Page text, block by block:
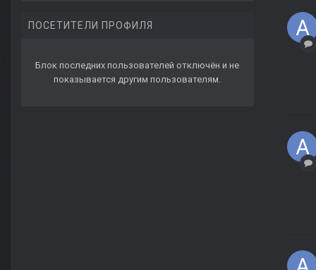
ПОСЕТИТЕЛИ ПРОФИЛЯ
Блок последних пользователей отключён и не
показывается другим пользователям.